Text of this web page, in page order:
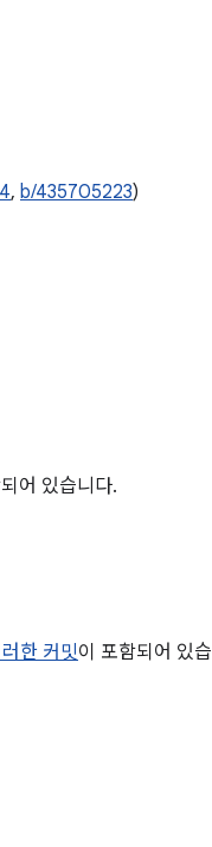
, b/435705223)
어 있습니다.
한 커밋이 포함되어 있습